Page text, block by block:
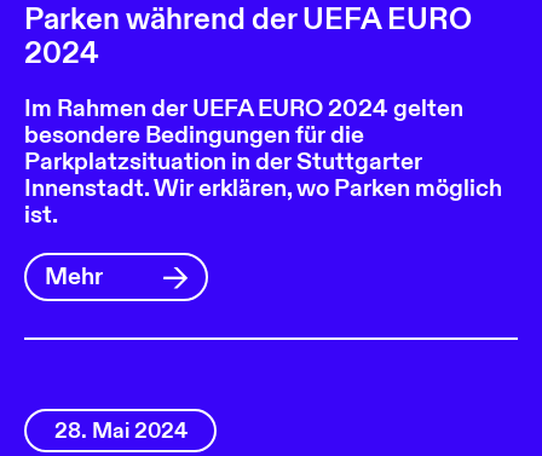
Parken während der UEFA EURO
2024
Im Rahmen der UEFA EURO 2024 gelten
besondere Bedingungen für die
Parkplatzsituation in der Stuttgarter
Innenstadt. Wir erklären, wo Parken möglich
ist.
Mehr
28. Mai 2024